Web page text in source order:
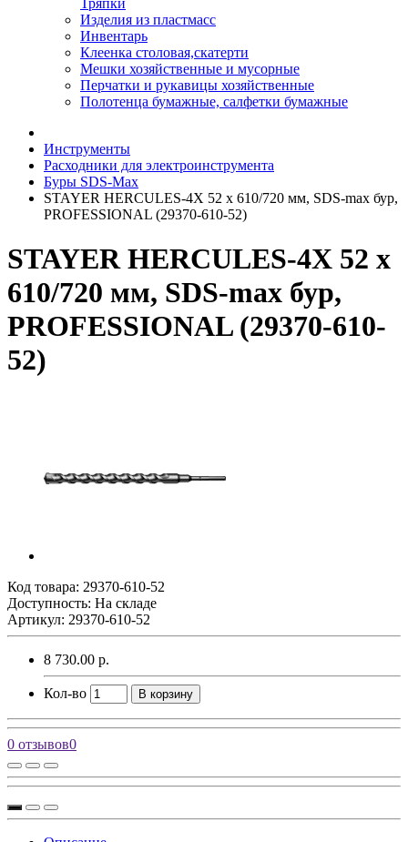
Тряпки
Изделия из пластмасс
Инвентарь
Клеенка столовая,скатерти
Мешки хозяйственные и мусорные
Перчатки и рукавицы хозяйственные
Полотенца бумажные, салфетки бумажные
Инструменты
Расходники для электроинструмента
Буры SDS-Max
STAYER HERCULES-4Х 52 x 610/720 мм, SDS-max бур,
PROFESSIONAL (29370-610-52)
STAYER HERCULES-4Х 52 x
610/720 мм, SDS-max бур,
PROFESSIONAL (29370-610-
52)
Код товара: 29370-610-52
Доступность: На складе
Артикул: 29370-610-52
8 730.00 р.
Кол-во В корзину
0 отзывов0